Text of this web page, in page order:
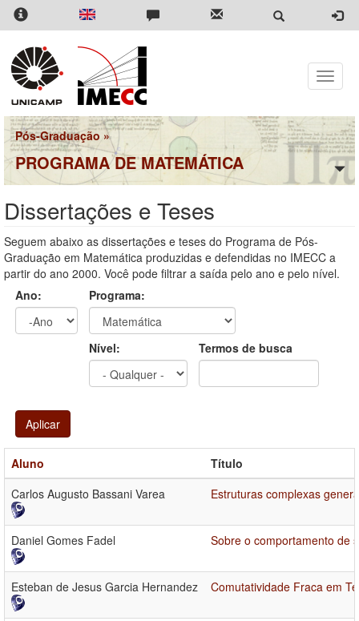
Pular
para
conteúdo
principal
Toggle
Pós-Graduação »
PROGRAMA DE MATEMÁTICA
Dissertações e Teses
Seguem abaixo as dissertações e teses do Programa de Pós-
Graduação em Matemática produzidas e defendidas no IMECC a
partir do ano 2000. Você pode filtrar a saída pelo ano e pelo nível.
Ano:
Programa:
Nível: Termos de busca
Aplicar
Aluno
Título
Carlos Augusto Bassani Varea
Estruturas complexas
Daniel Gomes Fadel Sobre o comportamento de
Esteban de Jesus Garcia Hernandez Comutatividade Fraca em